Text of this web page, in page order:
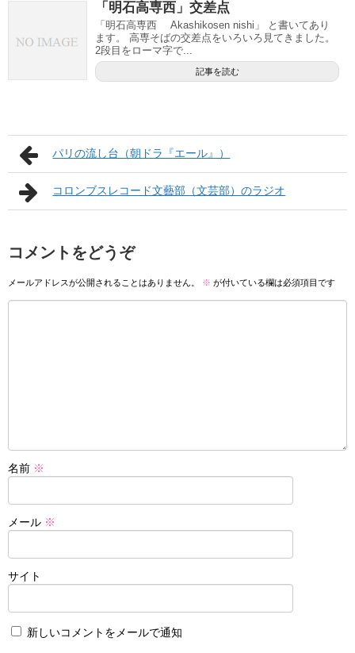
「明石高専西」交差点
「明石高専西 Akashikosen nishi」 と書いてあり
ます。 高専そばの交差点をいろいろ見てきました。
2段目をローマ字で...
記事を読む
パリの流し台（朝ドラ『エール』）
コロンブスレコード文藝部（文芸部）のラジオ
コメントをどうぞ
メールアドレスが公開されることはありません。 ※ が付いている欄は必須項目です
名前 ※
メール ※
サイト
新しいコメントをメールで通知